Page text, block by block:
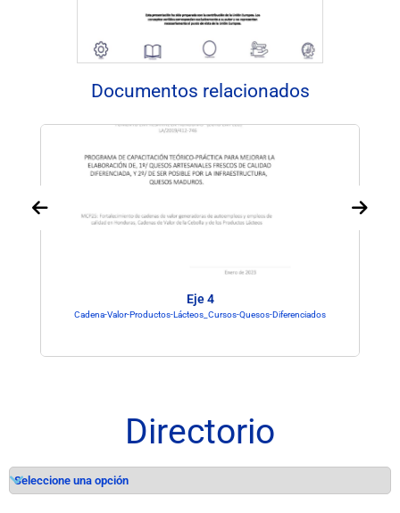
Documentos relacionados
Eje 4
Cadena-Valor-Productos-Lácteos_Cursos-Quesos-Diferenciados
Directorio